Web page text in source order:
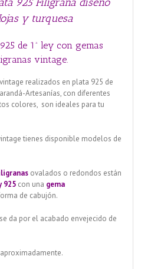
y turquesa
de 1ª ley con gemas
vintage.
realizados en plata 925 de
Artesanías, con diferentes
colores, son ideales para tu
tienes disponible modelos de
ovalados o redondos están
925con una gema
de cabujón.
da por el acabado envejecido de